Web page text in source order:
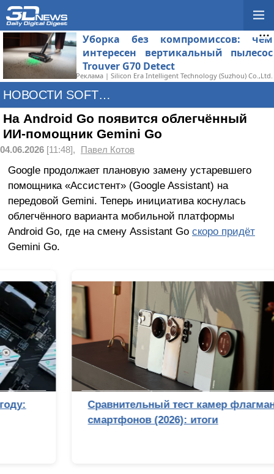
Уборка без компромиссов: чем
интересен вертикальный пылесос
Trouver G70 Detect
Реклама | Silicon Era Intelligent Technology (Suzhou) Co.,Ltd.
НОВОСТИ SOFTWARE
На Android Go появится облегчённый
ИИ-помощник Gemini Go
04.06.2026 [11:48], Павел Котов
Google продолжает плановую замену устаревшего
помощника «Ассистент» (Google Assistant) на
передовой Gemini. Теперь инициатива коснулась
облегчённого варианта мобильной платформы
Android Go, где на смену Assistant Go скоро придёт
Gemini Go.
Сравнительный тест камер флагманских
смартфонов (2026): итоги